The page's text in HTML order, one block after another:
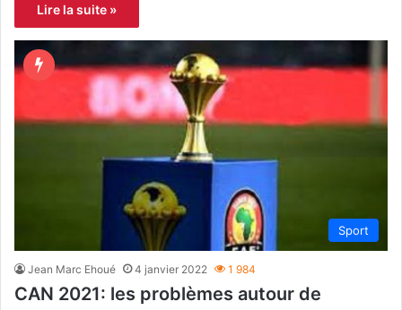
Lire la suite »
Sport
Jean Marc Ehoué 4 janvier 2022 1 984
CAN 2021: les problèmes autour de